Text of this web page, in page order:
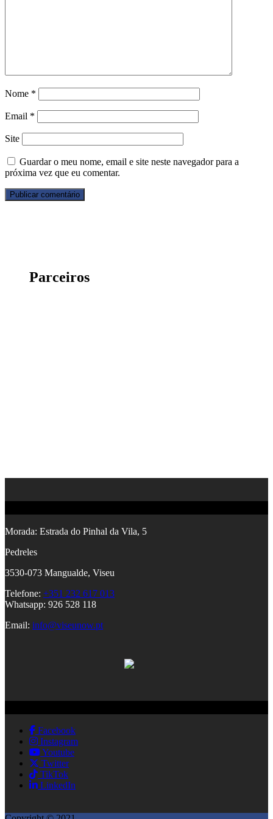
Nome *
Email *
Site
Guardar o meu nome, email e site neste navegador para a
próxima vez que eu comentar.
Parceiros
Morada: Estrada do Pinhal da Vila, 5
Pedreles
3530-073 Mangualde, Viseu
Telefone: +351 232 617 013
Whatsapp: 926 528 118
Email: info@viseunow.pt
Facebook
Instagram
Youtube
Twitter
TikTok
LinkedIn